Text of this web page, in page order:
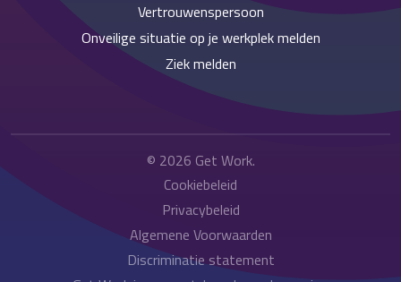
Vertrouwenspersoon
Onveilige situatie op je werkplek melden
Ziek melden
© 2026 Get Work.
Cookiebeleid
Privacybeleid
Algemene Voorwaarden
Discriminatie statement